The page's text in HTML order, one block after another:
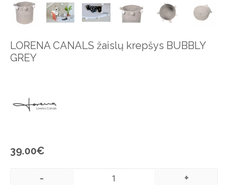
LORENA CANALS žaislų krepšys BUBBLY
GREY
39.00€
- +